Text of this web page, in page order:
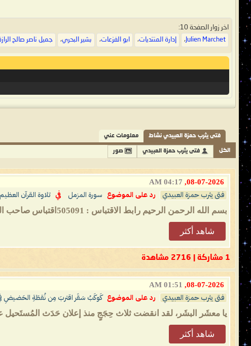
اخر زوار الصفحة 10:
Julien Marchet ، إدارة المنتديات، ابو الفزعات، بشير البحري، جميل ناصر صالح
فتى يثرب حمزة العبيدي نشاط معلومات عني
الكل فتى يثرب حمزة العبيدي صور
08-07-2026,
04:17 AM
فتى يثرب حمزة العبيدي رد على الموضوع سورة المزمل في تلاوة القرآن العظيم
بسم الله الرحمن الرحيم رابط الاقتباس : 505091اقتباس صاحب المشاركة: عنوان؛ المزمل من الحرارة وإعلان حدث المستحيل.. - 1 - الإمام المهديّ ناصر...
شاهد أكثر
1 مشاركة | 2716 مشاهدة
08-07-2026,
01:51 AM
فتى يثرب حمزة العبيدي رد على الموضوع كَوكَبُ سَقَر اقتربَ مِن نُقطَةِ الحَضيضِ في
يا معشَر البشَر، لقد انقضت ثلاث حِجَجٍ منذ إعلان حَدَث
شاهد أكثر